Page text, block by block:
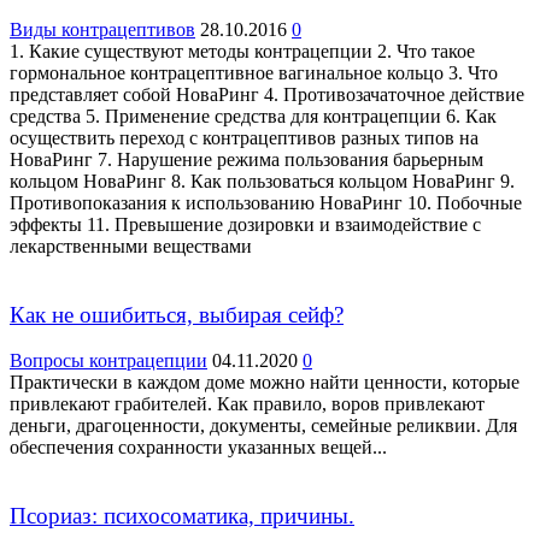
Виды контрацептивов 28.10.2016 0
1. Какие существуют методы контрацепции 2. Что такое
гормональное контрацептивное вагинальное кольцо 3. Что
представляет собой НоваРинг 4. Противозачаточное действие
средства 5. Применение средства для контрацепции 6. Как
осуществить переход с контрацептивов разных типов на
НоваРинг 7. Нарушение режима пользования барьерным
кольцом НоваРинг 8. Как пользоваться кольцом НоваРинг 9.
Противопоказания к использованию НоваРинг 10. Побочные
эффекты 11. Превышение дозировки и взаимодействие с
лекарственными веществами
Как не ошибиться, выбирая сейф?
Вопросы контрацепции 04.11.2020 0
Практически в каждом доме можно найти ценности, которые
привлекают грабителей. Как правило, воров привлекают
деньги, драгоценности, документы, семейные реликвии. Для
обеспечения сохранности указанных вещей...
Псориаз: психосоматика, причины.